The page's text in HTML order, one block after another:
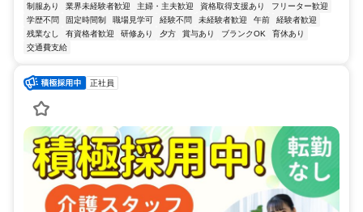
制服あり 業界未経験者歓迎 主婦・主夫歓迎 資格取得支援あり
フリーター歓迎
学歴不問
固定時間制 職場見学可 経験不問 未経験者歓迎 午前
経験者歓迎
残業なし
有資格者歓迎 研修あり 夕方 賞与あり ブランクOK
育休あり
交通費支給
正社員